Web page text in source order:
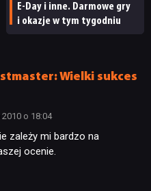
E-Day i inne. Darmowe gry
i okazje w tym tygodniu
Wielki sukces
o 18:04
zależy mi bardzo na
ocenie.